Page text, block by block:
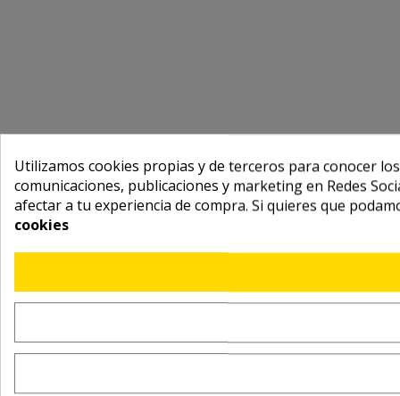
Utilizamos cookies propias y de terceros para conocer
comunicaciones, publicaciones y marketing en Redes
afectar a tu experiencia de compra. Si quieres que
cookies